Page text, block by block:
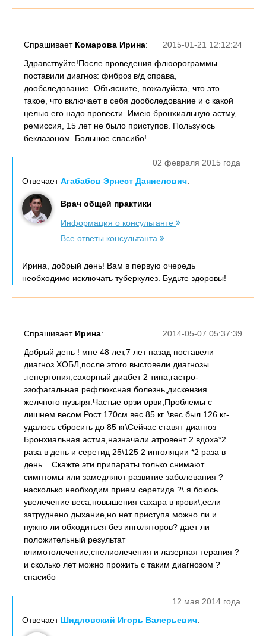
2015-01-21 12:12:24
Спрашивает Комарова Ирина:
Здравствуйте!После проведения флюорограммы
поставили диагноз: фиброз в/д справа,
дообследование. Объясните, пожалуйста, что это
такое, что включает в себя дообследование и с какой
целью его надо провести. Имею бронхиальную астму,
ремиссия, 15 лет не было приступов. Пользуюсь
беклазоном. Большое спасибо!
02 февраля 2015 года
ОтвечаетАгабабов Эрнест Даниелович:
Врач общей практики
Информация о консультанте
Все ответы консультанта
Ирина, добрый день! Вам в первую очередь
необходимо исключать туберкулез. Будьте здоровы!
2014-05-07 05:37:39
Спрашивает Ирина:
Добрый день ! мне 48 лет,7 лет назад поставели
диагноз ХОБЛ,после этого выстовели диагнозы
:гепертония,сахорный диабет 2 типа,гастро-
эзофагальная рефлюксная болезнь,дискензия
желчного пузыря.Частые орзи орви,Проблемы с
лишнем весом.Рост 170см.вес 85 кг. \вес был 126 кг-
удалось сбросить до 85 кг\Сейчас ставят диагноз
Бронхиальная астма,назначали атровент 2 вдоха*2
раза в день и серетид 25\125 2 инголяции *2 раза в
день....Скажте эти припараты только снимают
симптомы или замедляют развитие заболевания ?
насколько необходим прием серетида ?\ я боюсь
увелечение веса,повышения сахара в крови\,если
затруднено дыхание,но нет приступа можно ли и
нужно ли обходиться без инголяторов? дает ли
положительный результат
климотолечение,спелиолечения и лазерная терапия ?
и сколько лет можно прожить с таким диагнозом ?
спасибо
12 мая 2014 года
Отвечает Шидловский Игорь Валерьевич: